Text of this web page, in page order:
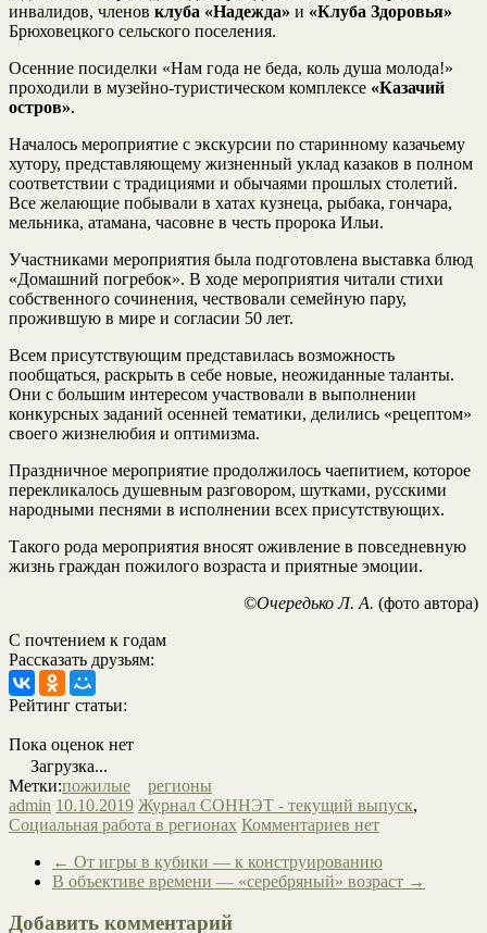
инвалидов, членов клуба «Надежда» и «Клуба Здоровья»
Брюховецкого сельского поселения.
Осенние посиделки «Нам года не беда, коль душа молода!»
проходили в музейно-туристическом комплексе «Казачий
остров».
Началось мероприятие с экскурсии по старинному казачьему
хутору, представляющему жизненный уклад казаков в полном
соответствии с традициями и обычаями прошлых столетий.
Все желающие побывали в хатах кузнеца, рыбака, гончара,
мельника, атамана, часовне в честь пророка Ильи.
Участниками мероприятия была подготовлена выставка блюд
«Домашний погребок». В ходе мероприятия читали стихи
собственного сочинения, чествовали семейную пару,
прожившую в мире и согласии 50 лет.
Всем присутствующим представилась возможность
пообщаться, раскрыть в себе новые, неожиданные таланты.
Они с большим интересом участвовали в выполнении
конкурсных заданий осенней тематики, делились «рецептом»
своего жизнелюбия и оптимизма.
Праздничное мероприятие продолжилось чаепитием, которое
перекликалось душевным разговором, шутками, русскими
народными песнями в исполнении всех присутствующих.
Такого рода мероприятия вносят оживление в повседневную
жизнь граждан пожилого возраста и приятные эмоции.
©Очередько Л. А. (фото автора)
С почтением к годам
Рассказать друзьям:
Рейтинг статьи:
Пока оценок нет
Загрузка...
Метки:пожилые
регионы
admin 10.10.2019 Журнал СОННЭТ - текущий выпуск,
Социальная работа в регионах Комментариев нет
← От игры в кубики — к конструированию
В объективе времени — «серебряный» возраст →
Добавить комментарий